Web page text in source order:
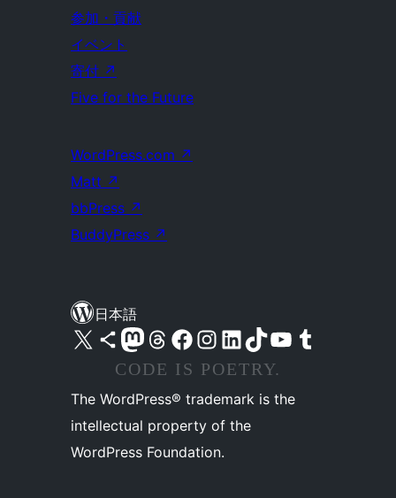
参加・貢献
イベント
寄付 ↗
Five for the Future
WordPress.com ↗
Matt ↗
bbPress ↗
BuddyPress ↗
日本語
X (旧 Twitter) アカウントへ Bluesky アカウントへ Mastodon アカウントへ Threads アカウントへ Facebook ページへ Instagram アカウントへ LinkedIn アカウントへTikTok アカウントへ YouTube チャンネルへ Tumblr アカウントへ
CODE IS POETRY.
The WordPress® trademark is the
intellectual property of the
WordPress Foundation.